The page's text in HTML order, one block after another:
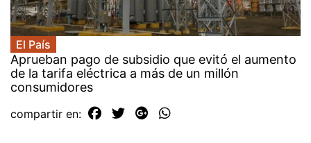
El País
Aprueban pago de subsidio que evitó el aumento
de la tarifa eléctrica a más de un millón
consumidores
compartir en: